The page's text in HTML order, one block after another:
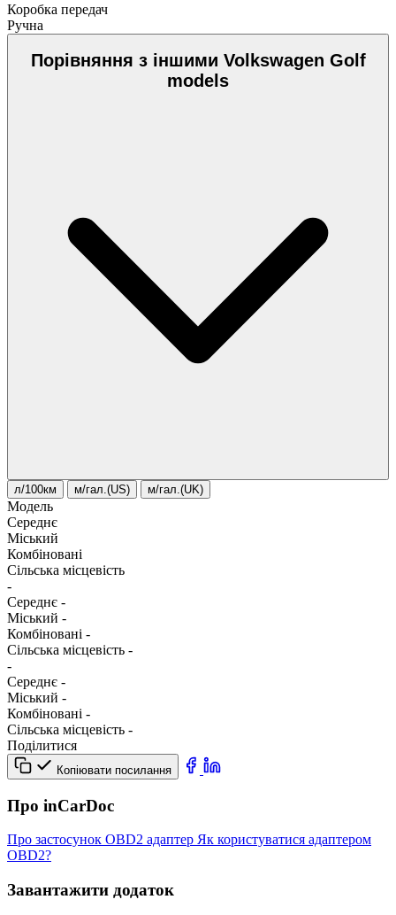
Коробка передач
Ручна
Порівняння з іншими Volkswagen Golf
models
л/100км м/гал.(US) м/гал.(UK)
Модель
Середнє
Міський
Комбіновані
Сільська місцевість
-
Середнє -
Міський -
Комбіновані -
Сільська місцевість -
-
Середнє -
Міський -
Комбіновані -
Сільська місцевість -
Поділитися
Копіювати посилання
Про inCarDoc
Про застосунок OBD2 адаптер Як користуватися адаптером
OBD2?
Завантажити додаток